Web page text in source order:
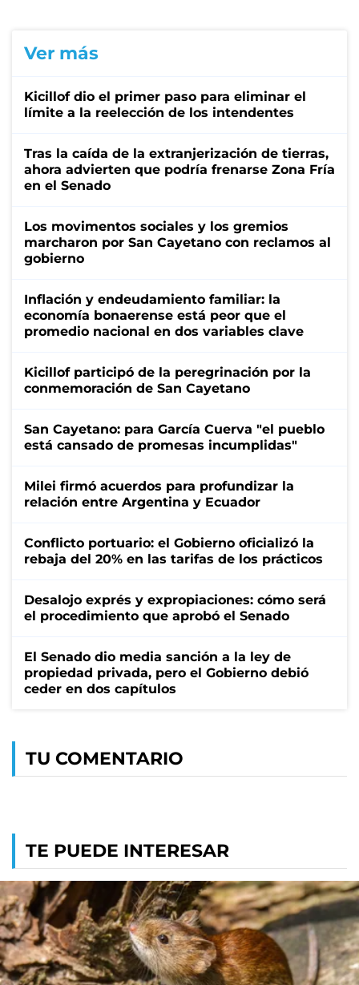
Ver más
Kicillof dio el primer paso para eliminar el
límite a la reelección de los intendentes
Tras la caída de la extranjerización de tierras,
ahora advierten que podría frenarse Zona Fría
en el Senado
Los movimentos sociales y los gremios
marcharon por San Cayetano con reclamos al
gobierno
Inflación y endeudamiento familiar: la
economía bonaerense está peor que el
promedio nacional en dos variables clave
Kicillof participó de la peregrinación por la
conmemoración de San Cayetano
San Cayetano: para García Cuerva "el pueblo
está cansado de promesas incumplidas"
Milei firmó acuerdos para profundizar la
relación entre Argentina y Ecuador
Conflicto portuario: el Gobierno oficializó la
rebaja del 20% en las tarifas de los prácticos
Desalojo exprés y expropiaciones: cómo será
el procedimiento que aprobó el Senado
El Senado dio media sanción a la ley de
propiedad privada, pero el Gobierno debió
ceder en dos capítulos
TU COMENTARIO
TE PUEDE INTERESAR